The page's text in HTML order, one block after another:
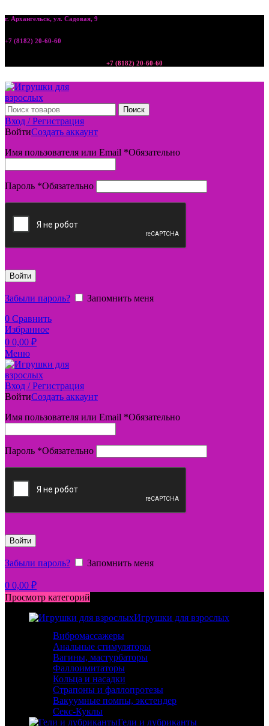
г. Архангельск, ул. Садовая, 9
+7 (8182) 20-60-60
+7 (8182) 20-60-60
Поиск
Вход / Регистрация
ВойтиСоздать аккаунт
Имя пользователя или Email *Обязательно
Пароль *Обязательно
Войти
Забыли пароль?
Запомнить меня
0 Сравнить
Избранное
0 0,00 ₽
Меню
Вход / Регистрация
ВойтиСоздать аккаунт
Имя пользователя или Email *Обязательно
Пароль *Обязательно
Войти
Забыли пароль? Запомнить меня
0 0,00 ₽
Просмотр категорий
Игрушки для взрослых
Вибромассажеры
Анальные стимуляторы
Вагины, мастурбаторы
Фаллоимитаторы
Кольца и насадки
Страпоны и фаллопротезы
Вакуумные помпы, экстендер
Секс-Куклы
Гели и лубриканты